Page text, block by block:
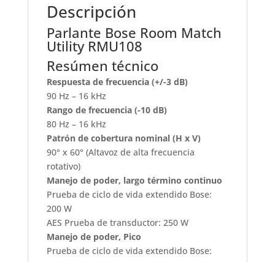
Descripción
Parlante Bose Room Match
Utility RMU108
Resúmen técnico
Respuesta de frecuencia (+/-3 dB)
90 Hz – 16 kHz
Rango de frecuencia (-10 dB)
80 Hz – 16 kHz
Patrón de cobertura nominal (H x V)
90° x 60° (Altavoz de alta frecuencia
rotativo)
Manejo de poder, largo término continuo
Prueba de ciclo de vida extendido Bose:
200 W
AES Prueba de transductor: 250 W
Manejo de poder, Pico
Prueba de ciclo de vida extendido Bose: